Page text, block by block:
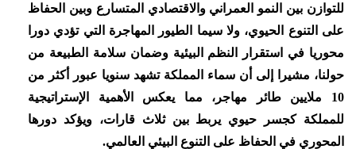
للتوازن بين النمو العمراني والاقتصادي المتسارع وبين الحفاظ
على التنوع الحيوي، ولا سيما الطيور المهاجرة التي تؤدي دورا
محوريا في استقرار النظم البيئية وضمان سلامة الطبيعة من
حولنا، مشيرا إلى أن سماء المملكة تشهد سنويا عبور أكثر من
10 ملايين طائر مهاجر، مما يعكس الأهمية الإستراتيجية
للمملكة كجسر حيوي يربط بين ثلاث قارات، ويؤكد دورها
المحوري في الحفاظ على التنوع البيئي العالمي.